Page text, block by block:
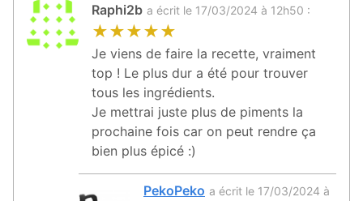
Raphi2b a écrit le 17/03/2024 à 12h50 :
★★★★★
Je viens de faire la recette, vraiment
top ! Le plus dur a été pour trouver
tous les ingrédients.
Je mettrai juste plus de piments la
prochaine fois car on peut rendre ça
bien plus épicé :)
PekoPeko a écrit le 17/03/2024 à